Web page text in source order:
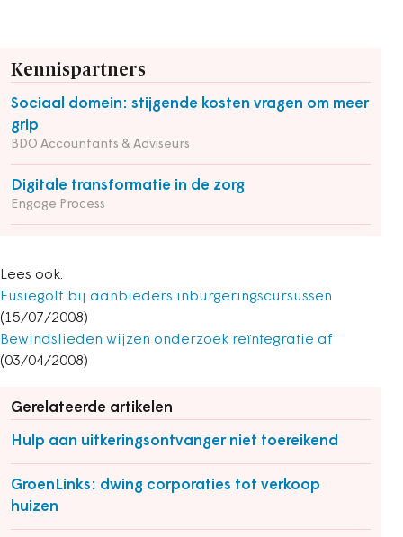
Kennispartners
Sociaal domein: stijgende kosten vragen om meer
grip
BDO Accountants & Adviseurs
Digitale transformatie in de zorg
Engage Process
Lees ook:
Fusiegolf bij aanbieders inburgeringscursussen
(15/07/2008)
Bewindslieden wijzen onderzoek reïntegratie af
(03/04/2008)
Gerelateerde artikelen
Hulp aan uitkeringsontvanger niet toereikend
GroenLinks: dwing corporaties tot verkoop
huizen